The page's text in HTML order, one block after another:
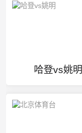
哈登vs姚明